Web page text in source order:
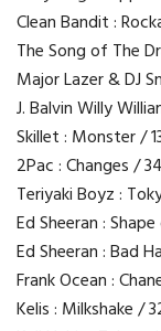
Clean Bandit :
The Song of The
Major Lazer & DJ
J. Balvin Willy
Skillet : Monster /
2Pac : Changes /
Teriyaki Boyz :
Ed Sheeran :
Ed Sheeran : Bad
Frank Ocean :
Kelis : Milkshake /